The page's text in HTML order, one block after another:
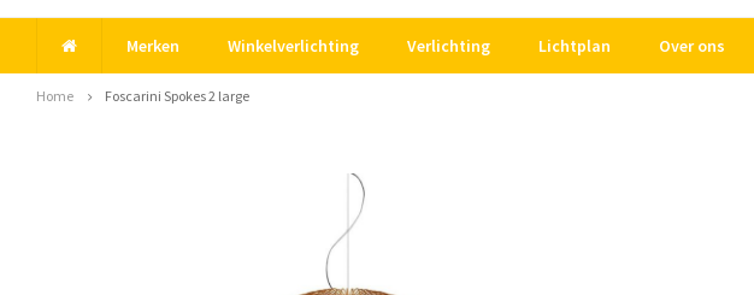
Merken Winkelverlichting Verlichting Lichtplan Over ons
Home Foscarini Spokes 2 large